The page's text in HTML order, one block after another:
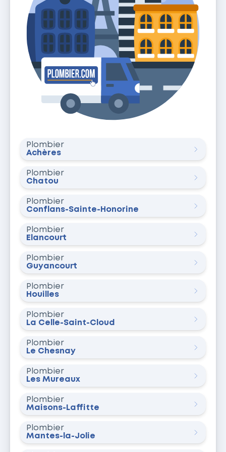
Plombier
Achères
Plombier
Chatou
Plombier
Conflans-Sainte-Honorine
Plombier
Élancourt
Plombier
Guyancourt
Plombier
Houilles
Plombier
La Celle-Saint-Cloud
Plombier
Le Chesnay
Plombier
Les Mureaux
Plombier
Maisons-Laffitte
Plombier
Mantes-la-Jolie